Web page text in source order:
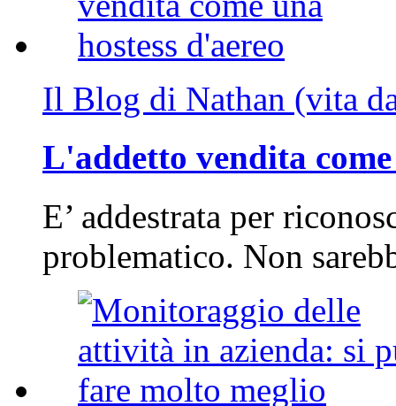
Il Blog di Nathan (vita
L'addetto vendita
E’ addestrata per
problematico. Non